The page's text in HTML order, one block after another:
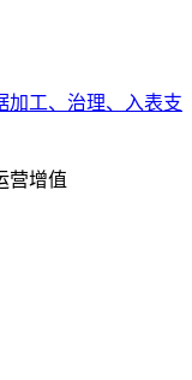
加工、治理、入表支
营增值